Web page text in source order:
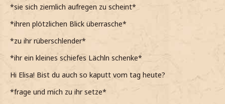
*sie sich ziemlich aufregen zu scheint*
*ihren plötzlichen Blick überrasche*
*zu ihr rüberschlender*
*ihr ein kleines schiefes Lächln schenke*
Hi Elisa! Bist du auch so kaputt vom tag heute?
*frage und mich zu ihr setze*